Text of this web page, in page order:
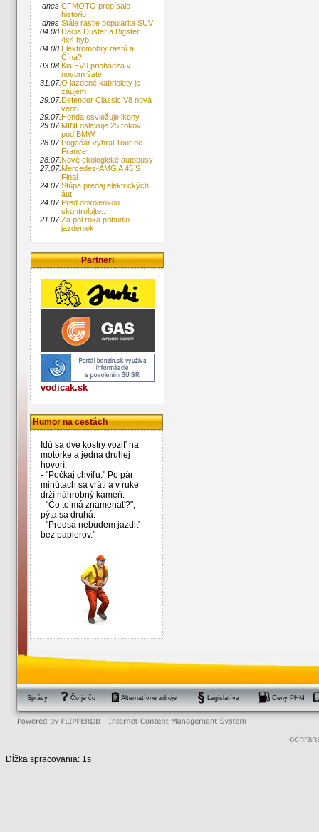
dnes CFMOTO prepísalo
históriu
dnes Stále rastie popularita SUV
04.08.Dacia Duster a Bigster
4x4 hyb
04.08.Elektromobily rastú a
Čína?
03.08.Kia EV9 prichádza v
novom šate
31.07.O jazdené kabriolety je
záujem
29.07.Defender Classic V8 nová
verzi
29.07.Honda osviežuje ikony
29.07.MINI oslavuje 25 rokov
pod BMW
28.07.Pogačar vyhral Tour de
France
28.07.Nové ekologické autobusy
27.07.Mercedes-AMG A 45 S
Final
24.07.Stúpa predaj elektrických
áut
24.07.Pred dovolenkou
skontrolujte..
21.07.Za pol roka pribudlo
jazdeniek
Partneri
vodicak.sk
Humor na cestách
Idú sa dve kostry voziť na
motorke a jedna druhej
hovorí:
- "Počkaj chvíľu." Po pár
minútach sa vráti a v ruke
drží náhrobný kameň.
- "Čo to má znamenať?",
pýta sa druhá.
- "Predsa nebudem jazdiť
bez papierov."
Správy Čo je čo Alternatívne zdroje Legislatíva Ceny PHM
Dĺžka spracovania: 1s